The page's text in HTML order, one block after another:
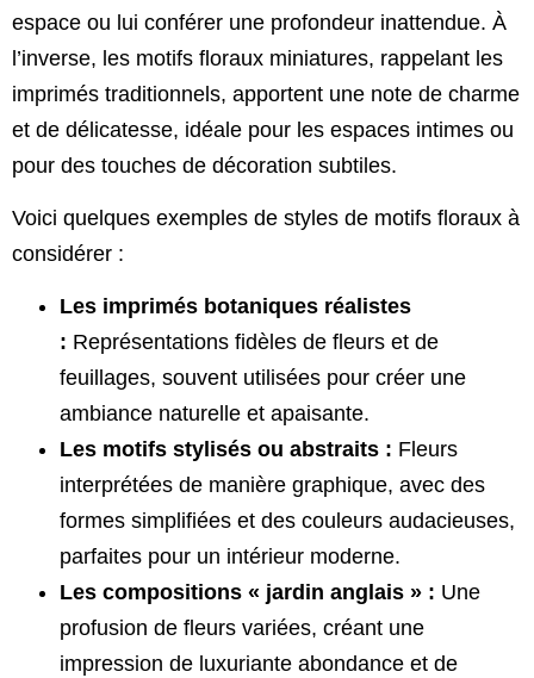
espace ou lui conférer une profondeur inattendue. À
l’inverse, les motifs floraux miniatures, rappelant les
imprimés traditionnels, apportent une note de charme
et de délicatesse, idéale pour les espaces intimes ou
pour des touches de décoration subtiles.
Voici quelques exemples de styles de motifs floraux à
considérer :
Les imprimés botaniques réalistes
: Représentations fidèles de fleurs et de
feuillages, souvent utilisées pour créer une
ambiance naturelle et apaisante.
Les motifs stylisés ou abstraits : Fleurs
interprétées de manière graphique, avec des
formes simplifiées et des couleurs audacieuses,
parfaites pour un intérieur moderne.
Les compositions « jardin anglais » : Une
profusion de fleurs variées, créant une
impression de luxuriante abondance et de